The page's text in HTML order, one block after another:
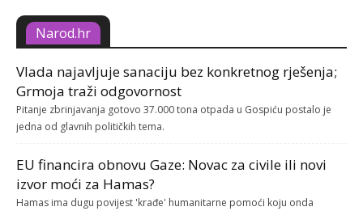
Narod.hr
Vlada najavljuje sanaciju bez konkretnog rješenja;
Grmoja traži odgovornost
Pitanje zbrinjavanja gotovo 37.000 tona otpada u Gospiću postalo je
jedna od glavnih političkih tema.
EU financira obnovu Gaze: Novac za civile ili novi
izvor moći za Hamas?
Hamas ima dugu povijest 'krađe' humanitarne pomoći koju onda